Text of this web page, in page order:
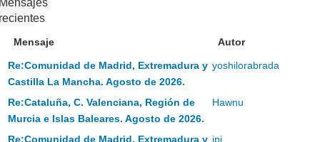
Mensaje Autor
Re:Comunidad de Madrid, Extremadura y
Castilla La Mancha. Agosto de 2026.
yoshilorabrada
Re:Cataluña, C. Valenciana, Región de
Murcia e Islas Baleares. Agosto de 2026.
Hawnu
Re:Comunidad de Madrid, Extremadura y ipj